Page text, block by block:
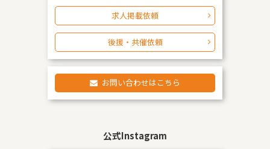
求人掲載依頼
後援・共催依頼
お問い合わせはこちら
公式Instagram